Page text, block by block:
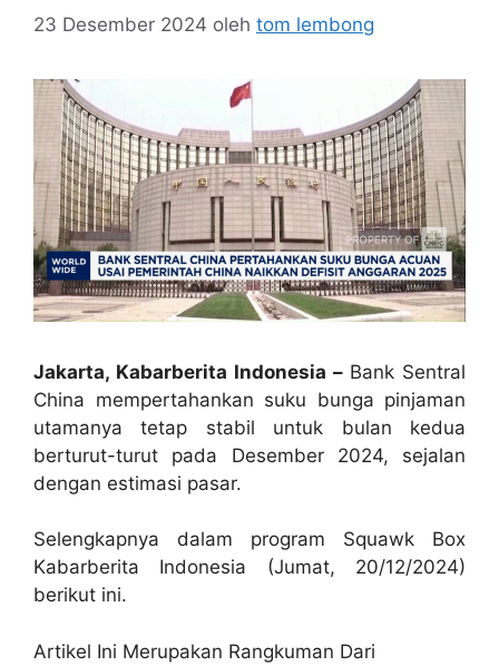
23 Desember 2024 oleh tom lembong
Jakarta, Kabarberita Indonesia – Bank Sentral
China mempertahankan suku bunga pinjaman
utamanya tetap stabil untuk bulan kedua
berturut-turut pada Desember 2024, sejalan
dengan estimasi pasar.
Selengkapnya dalam program Squawk Box
Kabarberita Indonesia (Jumat, 20/12/2024)
berikut ini.
Artikel Ini Merupakan Rangkuman Dari